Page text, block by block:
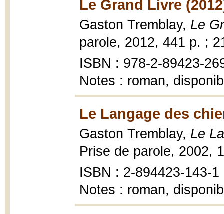
Le Grand Livre
Gaston Tremblay, Le
parole, 2012, 441 p. ;
ISBN : 978-2-89423-
Notes : roman,
Le Langage des
Gaston Tremblay, Le
Prise de parole, 2002,
ISBN : 2-894423-143-1
Notes : roman,